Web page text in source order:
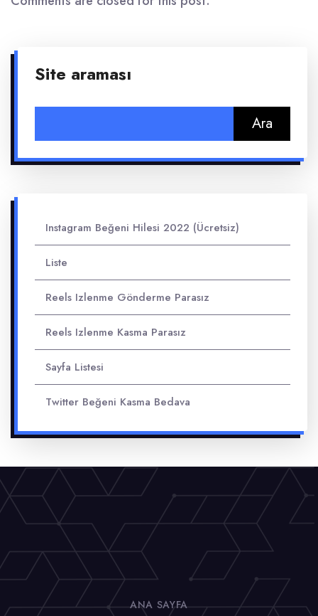
Site araması
Instagram Beğeni Hilesi 2022 (Ücretsiz)
Liste
Reels Izlenme Gönderme Parasız
Reels Izlenme Kasma Parasız
Sayfa Listesi
Twitter Beğeni Kasma Bedava
ANA SAYFA